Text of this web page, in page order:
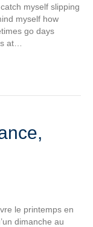
myself slipping
myself how
go days
at…
le printemps en
dimanche au